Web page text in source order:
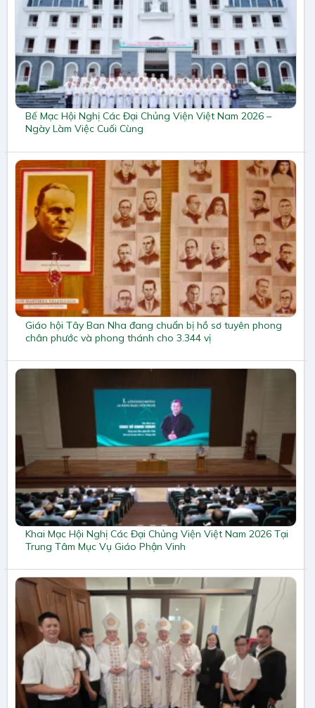
Bế Mạc Hội Nghị Các Đại Chủng Viện Việt Nam 2026 –
Ngày Làm Việc Cuối Cùng
Giáo hội Tây Ban Nha đang chuẩn bị hồ sơ tuyên phong
chân phước và phong thánh cho 3.344 vị
Khai Mạc Hội Nghị Các Đại Chủng Viện Việt Nam 2026 Tại
Trung Tâm Mục Vụ Giáo Phận Vinh